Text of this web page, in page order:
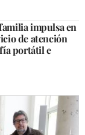
impulsa en
de atención
portátil e